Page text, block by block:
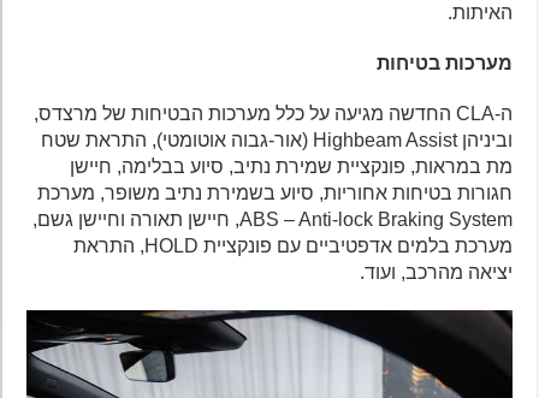
האיתות.
מערכות בטיחות
ה-CLA החדשה מגיעה על כלל מערכות הבטיחות של מרצדס,
וביניהן Highbeam Assist (אור-גבוה אוטומטי), התראת שטח
מת במראות, פונקציית שמירת נתיב, סיוע בבלימה, חיישן
חגורות בטיחות אחוריות, סיוע בשמירת נתיב משופר, מערכת
ABS – Anti-lock Braking System, חיישן תאורה וחיישן גשם,
מערכת בלמים אדפטיביים עם פונקציית HOLD, התראת
יציאה מהרכב, ועוד.